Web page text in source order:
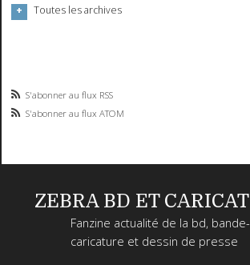
Toutes les archives
S'abonner au flux RSS
S'abonner au flux ATOM
ZEBRA BD ET
Fanzine actualité de la bd,
caricature et dessin de presse